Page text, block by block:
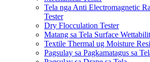
Tela nga Anti Electromagnetic
Tester
Dry Flocculation Tester
Matang sa Tela Surface
Textile Thermal ug Moisture
Pagsulay sa Pagkamatagus sa